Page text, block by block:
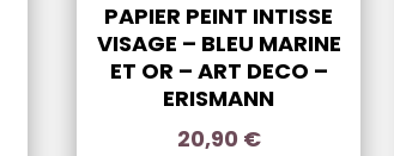
PAPIER PEINT INTISSE
VISAGE – BLEU MARINE
ET OR – ART DECO –
ERISMANN
20,90 €